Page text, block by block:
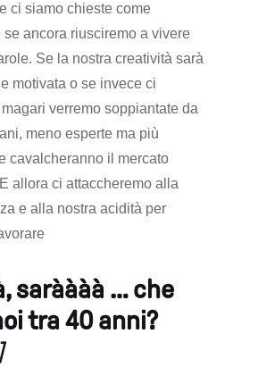
ci siamo chieste come
se ancora riusciremo a vivere
Se la nostra creatività sarà
motivata o se invece ci
verremo soppiantate da
meno esperte ma più
cavalcheranno il mercato
allora ci attaccheremo alla
e alla nostra acidità per
saràààà … che
tra 40 anni?